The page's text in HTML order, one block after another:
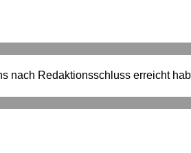
nach Redaktionsschluss erreicht